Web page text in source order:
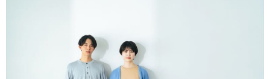
AFFLUXダイヤモンド